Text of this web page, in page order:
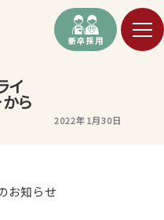
新卒採用
イ
ら
2022年1月30日
お知らせ